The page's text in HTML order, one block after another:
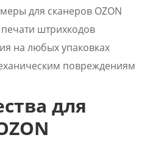
для сканеров OZON
штрихкодов
на любых упаковках
повреждениям
для